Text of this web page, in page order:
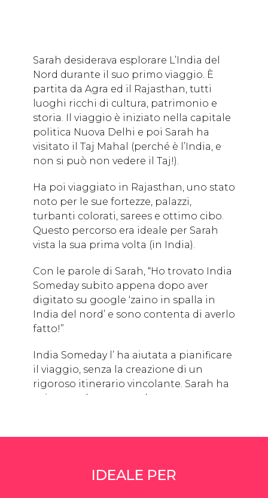
Sarah desiderava esplorare L’India del
Nord durante il suo primo viaggio. È
partita da Agra ed il Rajasthan, tutti
luoghi ricchi di cultura, patrimonio e
storia. Il viaggio è iniziato nella capitale
politica Nuova Delhi e poi Sarah ha
visitato il Taj Mahal (perché è l’India, e
non si può non vedere il Taj!).
Ha poi viaggiato in Rajasthan, uno stato
noto per le sue fortezze, palazzi,
turbanti colorati, sarees e ottimo cibo.
Questo percorso era ideale per Sarah
vista la sua prima volta (in India).
Con le parole di Sarah, “Ho trovato India
Someday subito appena dopo aver
digitato su google ‘zaino in spalla in
India del nord’ e sono contenta di averlo
fatto!”
India Someday l’ ha aiutata a pianificare
il viaggio, senza la creazione di un
rigoroso itinerario vincolante. Sarah ha
spiegato che era una donna
budget. Potete leggere il resto della sua
IDEALE PER